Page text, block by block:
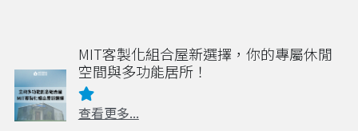
MIT客製化組合屋新選擇，你的專屬休閒
空間與多功能居所！
查看更多...